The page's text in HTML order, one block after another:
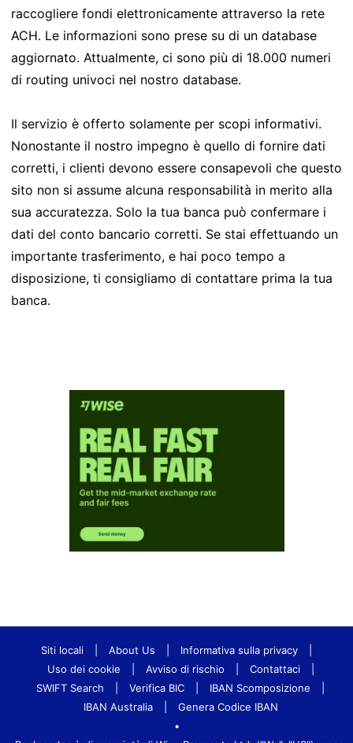
raccogliere fondi elettronicamente attraverso la rete
ACH. Le informazioni sono prese su di un database
aggiornato. Attualmente, ci sono più di 18.000 numeri
di routing univoci nel nostro database.
Il servizio è offerto solamente per scopi informativi.
Nonostante il nostro impegno è quello di fornire dati
corretti, i clienti devono essere consapevoli che questo
sito non si assume alcuna responsabilità in merito alla
sua accuratezza. Solo la tua banca può confermare i
dati del conto bancario corretti. Se stai effettuando un
importante trasferimento, e hai poco tempo a
disposizione, ti consigliamo di contattare prima la tua
banca.
Siti locali About Us Informativa sulla privacy
Uso dei cookie
Avviso di rischio Contattaci
SWIFT Search
Verifica BIC IBAN Scomposizione
IBAN Australia
Genera Codice IBAN
•